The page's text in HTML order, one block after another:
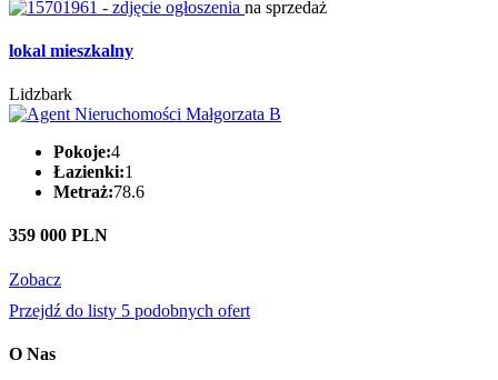
na sprzedaż
lokal mieszkalny
Lidzbark
Pokoje:4
Łazienki:1
Metraż:78.6
359 000 PLN
Zobacz
Przejdź do listy 5 podobnych ofert
O Nas